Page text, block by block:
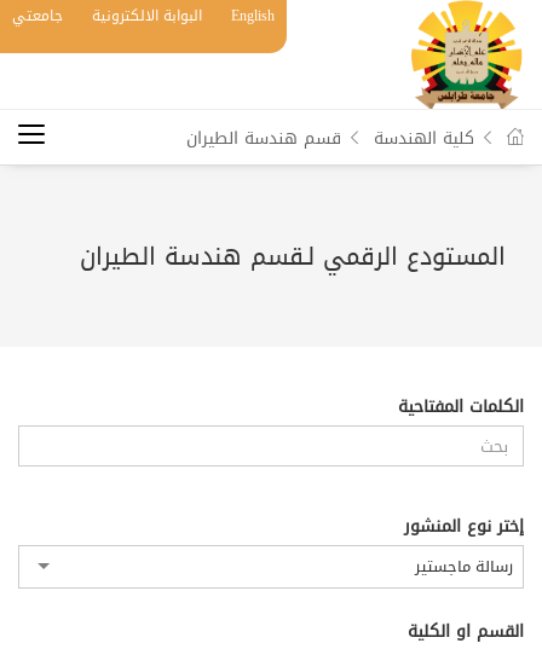
English البوابة الالكترونية جامعتي
كلية الهندسة قسم هندسة الطيران
المستودع الرقمي لـقسم هندسة الطيران
الكلمات المفتاحية
إختر نوع المنشور
رسالة ماجستير
القسم او الكلية